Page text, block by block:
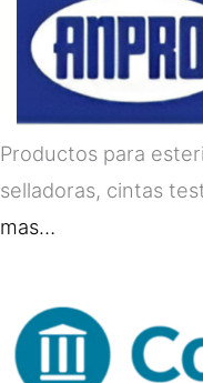
Productos para
selladoras, cintas
mas…